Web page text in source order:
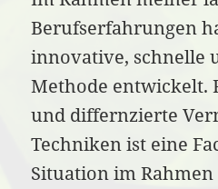
Berufserfahrungen
innovative, schnelle
Methode entwickelt.
und differnzierte
Techniken ist eine
Situation im